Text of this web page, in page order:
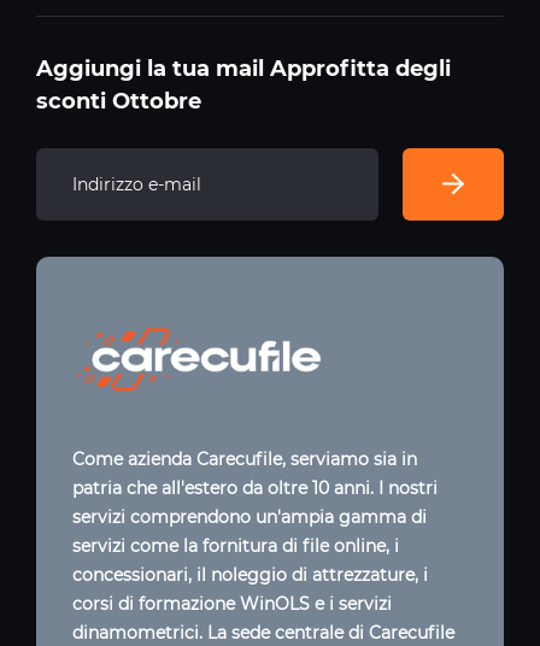
Aggiungi la tua mail Approfitta degli
sconti Ottobre
Come azienda Carecufile, serviamo sia in
patria che all'estero da oltre 10 anni. I nostri
servizi comprendono un'ampia gamma di
servizi come la fornitura di file online, i
concessionari, il noleggio di attrezzature, i
corsi di formazione WinOLS e i servizi
dinamometrici. La sede centrale di Carecufile